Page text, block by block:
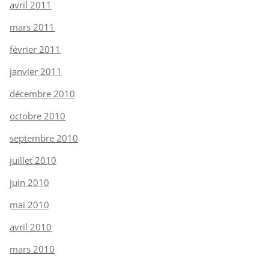
avril 2011
mars 2011
février 2011
janvier 2011
décembre 2010
octobre 2010
septembre 2010
juillet 2010
juin 2010
mai 2010
avril 2010
mars 2010